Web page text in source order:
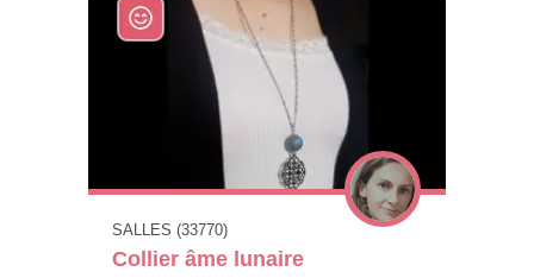
SALLES (33770)
Collier âme lunaire